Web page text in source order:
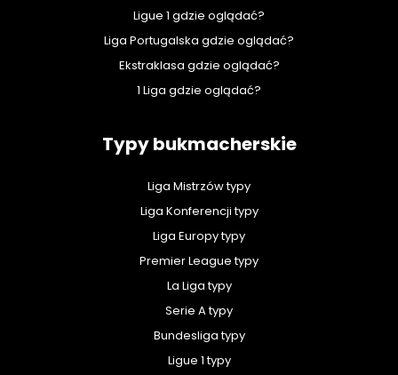
Ligue 1 gdzie oglądać?
Liga Portugalska gdzie oglądać?
Ekstraklasa gdzie oglądać?
1 Liga gdzie oglądać?
Typy bukmacherskie
Liga Mistrzów typy
Liga Konferencji typy
Liga Europy typy
Premier League typy
La Liga typy
Serie A typy
Bundesliga typy
Ligue 1 typy